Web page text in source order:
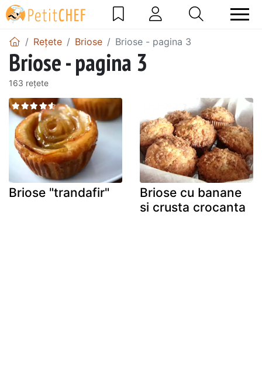
Rețete Briose Briose - pagina 3
Briose - pagina 3
163 rețete
Briose "trandafir"
Briose cu banane
si crusta crocanta